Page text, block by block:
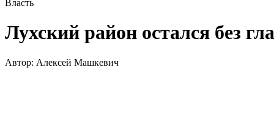
Власть
Лухский район остался без
Автор: Алексей Машкевич